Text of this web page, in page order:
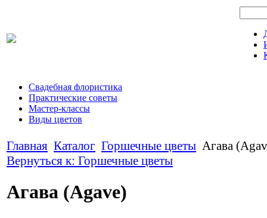
Свадебная флористика
Практические советы
Мастер-классы
Виды цветов
Главная Каталог Горшечные цветы Агава
Вернуться к: Горшечные цветы
Агава (Agave)